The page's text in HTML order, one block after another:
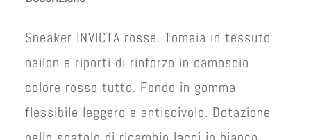
era:
€ 69,00.
è:
€ 55,00.
Sneaker INVICTA rosse. Tomaia in tessuto
nailon e riporti di rinforzo in camoscio
colore rosso tutto. Fondo in gomma
flessibile leggero e antiscivolo. Dotazione